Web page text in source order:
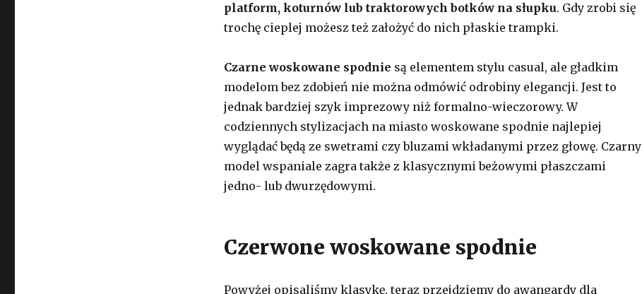
platform, koturnów lub traktorowych botków na słupku. Gdy zrobi się
trochę cieplej możesz też założyć do nich płaskie trampki.
Czarne woskowane spodnie są elementem stylu casual, ale gładkim
modelom bez zdobień nie można odmówić odrobiny elegancji. Jest to
jednak bardziej szyk imprezowy niż formalno-wieczorowy. W
codziennych stylizacjach na miasto woskowane spodnie najlepiej
wyglądać będą ze swetrami czy bluzami wkładanymi przez głowę. Czarny
model wspaniale zagra także z klasycznymi beżowymi płaszczami
jedno- lub dwurzędowymi.
Czerwone woskowane spodnie
Powyżej opisaliśmy klasykę, teraz przejdziemy do awangardy dla